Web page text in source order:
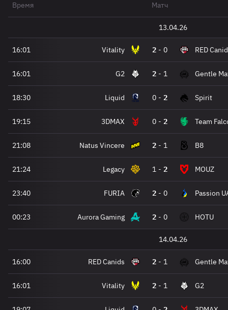
Время Матч
13.04.26
16:01 Vitality 2 - 0 RED
16:01 G2 2 - 1 Gentle
18:30 Liquid 0 - 2 Spirit
19:15 3DMAX 0 - 2 Team
21:08 Natus Vincere 2 - 1 B8
21:24 Legacy 1 - 2 MOUZ
23:40 FURIA 2 - 0 Passion
00:23 Aurora Gaming 2 - 0 HOTU
14.04.26
16:00 RED Canids 2 - 1 Gentle
16:01 Vitality 2 - 1 G2